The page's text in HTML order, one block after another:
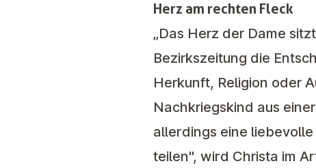
Herz am rechten Fleck
„Das Herz der Dame
Bezirkszeitung die
Herkunft, Religion oder
Nachkriegskind aus
allerdings eine
teilen", wird Christa im